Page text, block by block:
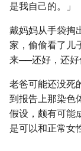
是我自己的。」
戴妈妈从手袋掏
家，偷偷看了儿
来──还好，还好
老爸可能还没死
到报告上那染色
假设，颇有可能
是可以和正常女